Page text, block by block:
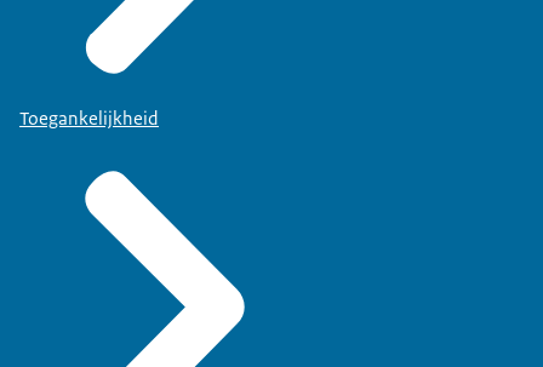
Toegankelijkheid